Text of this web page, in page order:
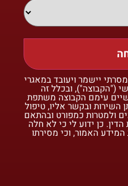
יישמר ויעובד במאגרי
("הקבוצה"), ובכלל זה
עימם הקבוצה משתפת
השירות ובקשר אליו, טיפול
ולמטרות כמפורט ובהתאם
הדין. כן ידוע לי כי לא חלה
האמור, וכי מסירתו